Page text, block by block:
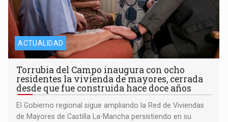
ACTUALIDAD
Torrubia del Campo inaugura con ocho
residentes la vivienda de mayores, cerrada
desde que fue construida hace doce años
El Gobierno regional sigue ampliando la Red de Viviendas
de Mayores de Castilla La-Mancha persistiendo en su